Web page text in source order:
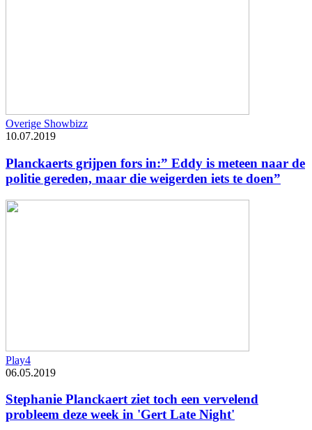
Overige Showbizz
10.07.2019
Planckaerts grijpen fors in:” Eddy is meteen naar de
politie gereden, maar die weigerden iets te doen”
Play4
06.05.2019
Stephanie Planckaert ziet toch een vervelend
probleem deze week in 'Gert Late Night'